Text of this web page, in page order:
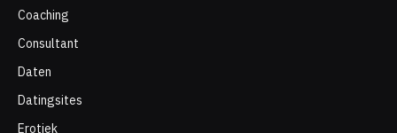
Coaching
Consultant
Daten
Datingsites
Erotiek